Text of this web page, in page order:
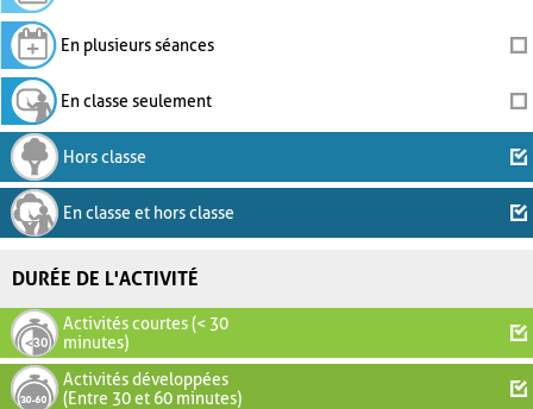
En plusieurs séances
En classe seulement
Hors classe
En classe et hors classe
DURÉE DE L'ACTIVITÉ
Activités courtes (< 30
minutes)
Activités développées
(Entre 30 et 60 minutes)